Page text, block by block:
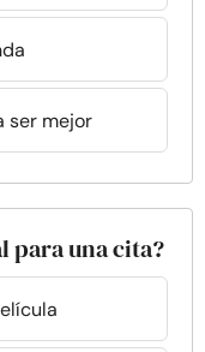
ser mejor
para una cita?